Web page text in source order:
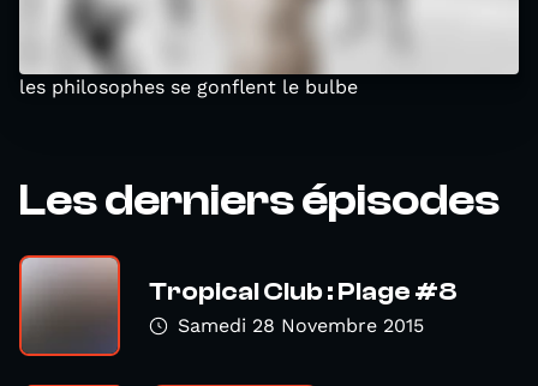
les philosophes se gonflent le bulbe
Les derniers épisodes
Tropical Club : Plage #8
Samedi 28 Novembre 2015